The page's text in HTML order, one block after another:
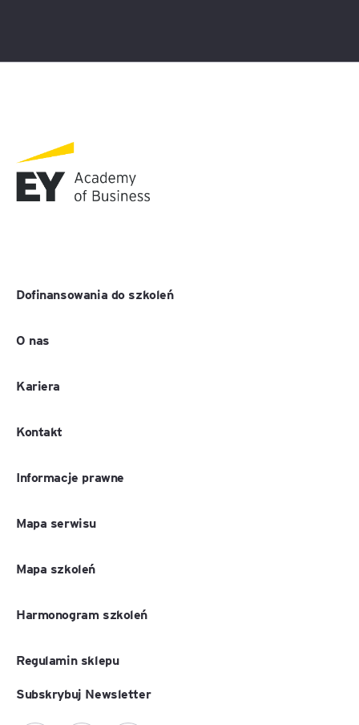
Dofinansowania do szkoleń
O nas
Kariera
Kontakt
Informacje prawne
Mapa serwisu
Mapa szkoleń
Harmonogram szkoleń
Regulamin sklepu
Subskrybuj Newsletter